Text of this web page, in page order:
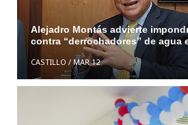
Alejadro Montás advierte
contra “derrochadores” de agua
CASTILLO / MAR 12